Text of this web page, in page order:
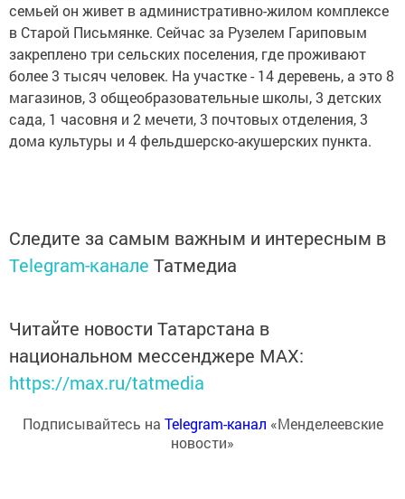
семьей он живет в административно-жилом комплексе
в Старой Письмянке. Сейчас за Рузелем Гариповым
закреплено три сельских поселения, где проживают
более 3 тысяч человек. На участке - 14 деревень, а это 8
магазинов, 3 общеобразовательные школы, 3 детских
сада, 1 часовня и 2 мечети, 3 почтовых отделения, 3
дома культуры и 4 фельдшерско-акушерских пункта.
Следите за самым важным и интересным в
Telegram-канале Татмедиа
Читайте новости Татарстана в
национальном мессенджере MАХ:
https://max.ru/tatmedia
Подписывайтесь на Telegram-канал «Менделеевские
новости»